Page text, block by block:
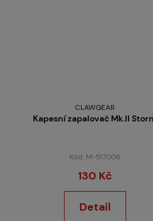
CLAWGEAR
Kapesní zapalovač Mk.II
Kód: M-517006
130 Kč
Detail